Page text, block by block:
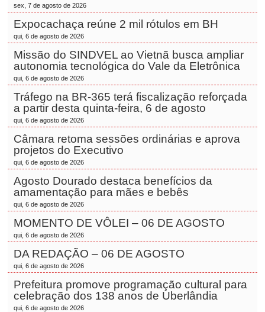
sex, 7 de agosto de 2026
Expocachaça reúne 2 mil rótulos em BH
qui, 6 de agosto de 2026
Missão do SINDVEL ao Vietnã busca ampliar
autonomia tecnológica do Vale da Eletrônica
qui, 6 de agosto de 2026
Tráfego na BR-365 terá fiscalização reforçada
a partir desta quinta-feira, 6 de agosto
qui, 6 de agosto de 2026
Câmara retoma sessões ordinárias e aprova
projetos do Executivo
qui, 6 de agosto de 2026
Agosto Dourado destaca benefícios da
amamentação para mães e bebês
qui, 6 de agosto de 2026
MOMENTO DE VÔLEI – 06 DE AGOSTO
qui, 6 de agosto de 2026
DA REDAÇÃO – 06 DE AGOSTO
qui, 6 de agosto de 2026
Prefeitura promove programação cultural para
celebração dos 138 anos de Uberlândia
qui, 6 de agosto de 2026